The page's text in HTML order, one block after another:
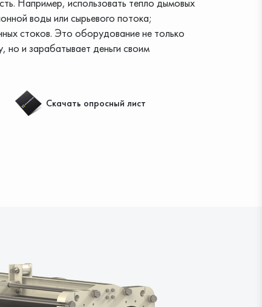
воды или сырьевого потока;
стоков. Это оборудование не только
и зарабатывает деньги своим
Скачать опросный лист